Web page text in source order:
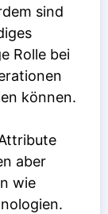
sind
Rolle bei
können.
aber
wie